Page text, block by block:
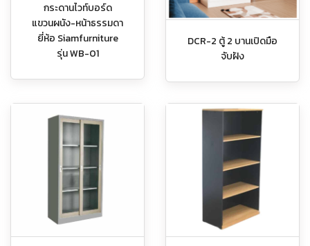
กระดานไวท์บอร์ด
แขวนผนัง-หน้าธรรมดา
ยี่ห้อ Siamfurniture
รุ่น WB-01
DCR-2 ตู้ 2 บานเปิดมือ
จับฝัง